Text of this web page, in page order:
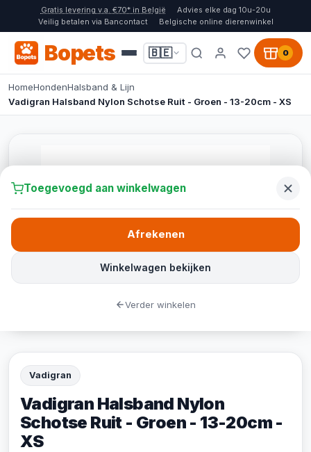
Gratis levering v.a. €70* in België
Advies elke dag 10u-20u
Veilig betalen via Bancontact
Belgische online dierenwinkel
Bopets 🇧🇪 0
HomeHondenHalsband & Lijn
Vadigran Halsband Nylon Schotse Ruit - Groen - 13-20cm - XS
Vadigran
Vadigran Halsband Nylon
Schotse Ruit - Groen - 13-20cm -
XS
Toegevoegd aan winkelwagen
Winkelwagen bekijken
Afrekenen
Verder winkelen